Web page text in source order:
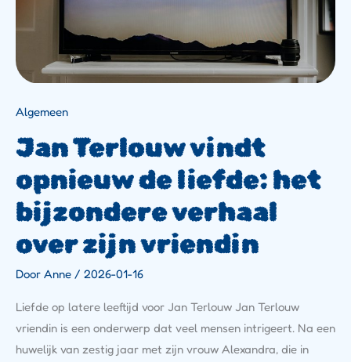
Algemeen
Jan Terlouw vindt
opnieuw de liefde: het
bijzondere verhaal
over zijn vriendin
Door Anne / 2026-01-16
Liefde op latere leeftijd voor Jan Terlouw Jan Terlouw
vriendin is een onderwerp dat veel mensen intrigeert. Na een
huwelijk van zestig jaar met zijn vrouw Alexandra, die in
Vriendin